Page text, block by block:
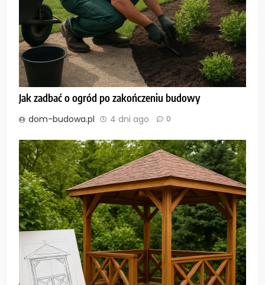
Jak zadbać o ogród po zakończeniu budowy
dom-budowa.pl 4 dni ago 0